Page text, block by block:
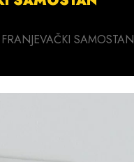
SAMOSTAN